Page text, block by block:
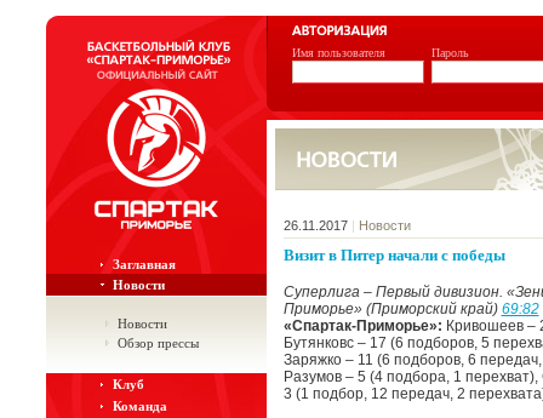
Имя пользователя Пароль
Заглавная
Новости
Новости
Обзор прессы
Клуб
Команда
26.11.2017 | Новости
Визит в Питер начали с победы
Суперлига – Первый дивизион.
Приморье» (Приморский край) 69:82
«Спартак-Приморье»: Кривошеев –
Бутянковс – 17 (6 подборов, 5
Заряжко – 11 (6 подборов, 6
Разумов – 5 (4 подбора, 1
3 (1 подбор, 12 передач, 2